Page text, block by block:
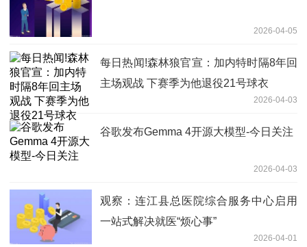
2026-04-05
每日热闻!森林狼官宣：加内特时隔8年回
主场观战 下赛季为他退役21号球衣
2026-04-03
谷歌发布Gemma 4开源大模型-今日关注
2026-04-03
观察：连江县总医院综合服务中心启用
一站式解决就医“烦心事”
2026-04-01